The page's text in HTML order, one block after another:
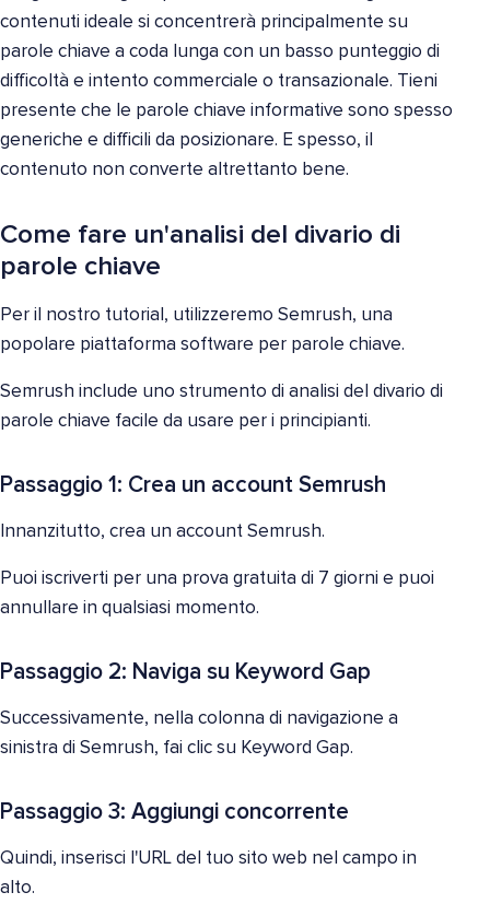
contenuti ideale si concentrerà principalmente su
parole chiave a coda lunga con un basso punteggio di
difficoltà e intento commerciale o transazionale. Tieni
presente che le parole chiave informative sono spesso
generiche e difficili da posizionare. E spesso, il
contenuto non converte altrettanto bene.
Come fare un'analisi del divario di
parole chiave
Per il nostro tutorial, utilizzeremo Semrush, una
popolare piattaforma software per parole chiave.
Semrush include uno strumento di analisi del divario di
parole chiave facile da usare per i principianti.
Passaggio 1: Crea un account Semrush
Innanzitutto, crea un account Semrush.
Puoi iscriverti per una prova gratuita di 7 giorni e puoi
annullare in qualsiasi momento.
Passaggio 2: Naviga su Keyword Gap
Successivamente, nella colonna di navigazione a
sinistra di Semrush, fai clic su Keyword Gap.
Passaggio 3: Aggiungi concorrente
Quindi, inserisci l'URL del tuo sito web nel campo in
alto.